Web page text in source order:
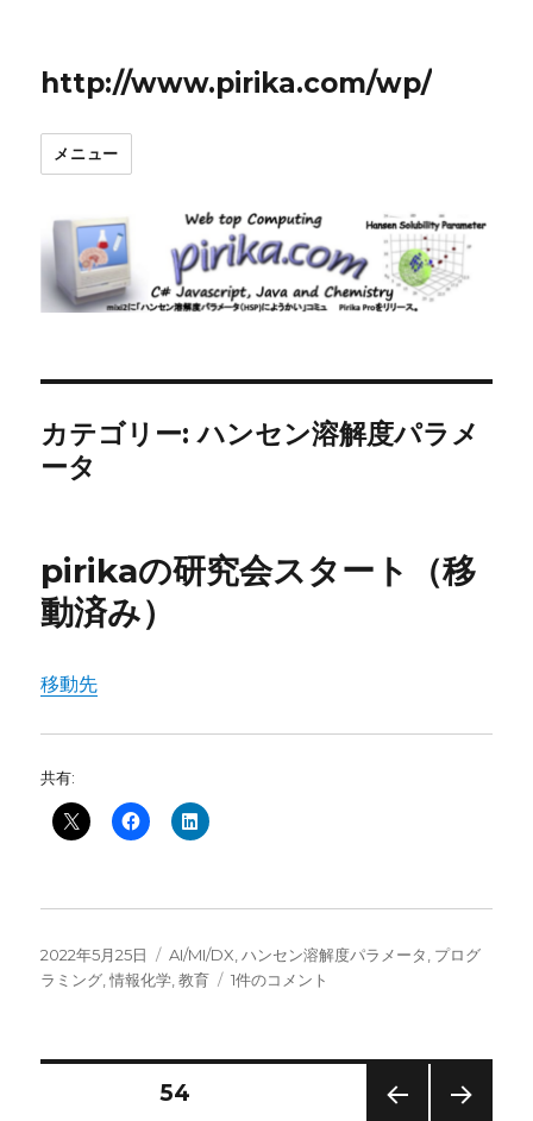
http://www.pirika.com/wp/
メニュー
カテゴリー:ハンセン溶解度パラメ
ータ
pirikaの研究会スタート（移
動済み）
移動先
共有:
投
稿
2022年5月25日
カ
テ
AI/MI/DX ,ハンセン溶解度パラメータ プログ
ラミング ,情報化学 ,教育
pirika
1件のコメント
固定ページ54